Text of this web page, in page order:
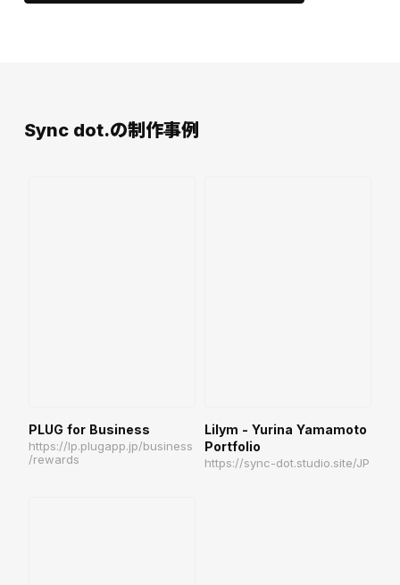
Sync dot.の制作事例
PLUG for Business
https://lp.plugapp.jp/business
/rewards
Lilym - Yurina Yamamoto
Portfolio
https://sync-dot.studio.site/JP